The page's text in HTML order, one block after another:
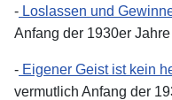
- Loslassen und
Anfang der 1930er Jahre
- Eigener Geist ist kein
vermutlich Anfang der